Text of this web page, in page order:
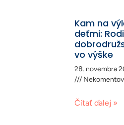
Kam na
deťmi:
vo výške
28. novembra
Čítať ďalej »